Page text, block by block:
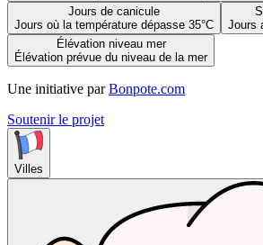
Jours de canicule
Jours où la température dépasse 35°C
Jours
Élévation niveau mer
Élévation prévue du niveau de la mer
Une initiative par Bonpote.com
Soutenir le projet
Villes